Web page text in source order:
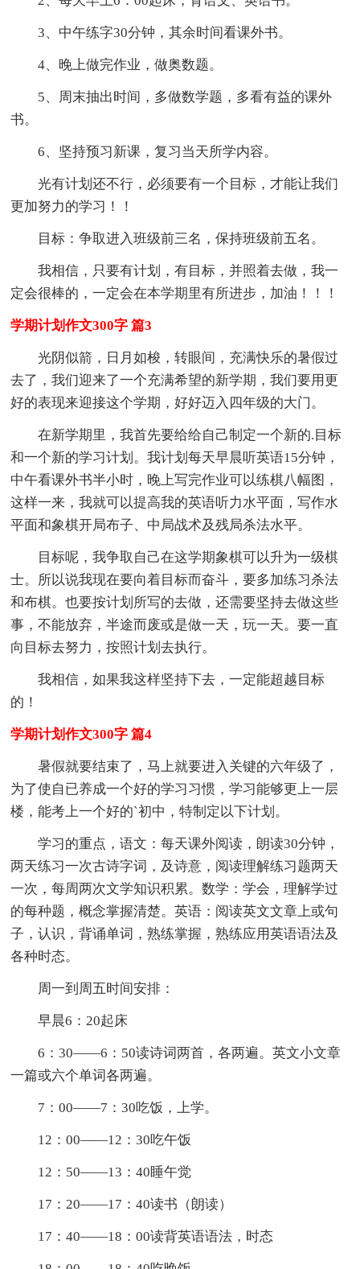
3、中午练字30分钟，其余时间看课外书。
4、晚上做完作业，做奥数题。
5、周末抽出时间，多做数学题，多看有益的课外
书。
6、坚持预习新课，复习当天所学内容。
光有计划还不行，必须要有一个目标，才能让我们
更加努力的学习！！
目标：争取进入班级前三名，保持班级前五名。
我相信，只要有计划，有目标，并照着去做，我一
定会很棒的，一定会在本学期里有所进步，加油！！！
学期计划作文300字 篇3
光阴似箭，日月如梭，转眼间，充满快乐的暑假过
去了，我们迎来了一个充满希望的新学期，我们要用更
好的表现来迎接这个学期，好好迈入四年级的大门。
在新学期里，我首先要给给自己制定一个新的.目标
和一个新的学习计划。我计划每天早晨听英语15分钟，
中午看课外书半小时，晚上写完作业可以练棋八幅图，
这样一来，我就可以提高我的英语听力水平面，写作水
平面和象棋开局布子、中局战术及残局杀法水平。
目标呢，我争取自己在这学期象棋可以升为一级棋
士。所以说我现在要向着目标而奋斗，要多加练习杀法
和布棋。也要按计划所写的去做，还需要坚持去做这些
事，不能放弃，半途而废或是做一天，玩一天。要一直
向目标去努力，按照计划去执行。
我相信，如果我这样坚持下去，一定能超越目标
的！
学期计划作文300字 篇4
暑假就要结束了，马上就要进入关键的六年级了，
为了使自已养成一个好的学习习惯，学习能够更上一层
楼，能考上一个好的`初中，特制定以下计划。
学习的重点，语文：每天课外阅读，朗读30分钟，
两天练习一次古诗字词，及诗意，阅读理解练习题两天
一次，每周两次文学知识积累。数学：学会，理解学过
的每种题，概念掌握清楚。英语：阅读英文文章上或句
子，认识，背诵单词，熟练掌握，熟练应用英语语法及
各种时态。
周一到周五时间安排：
早晨6：20起床
6：30——6：50读诗词两首，各两遍。英文小文章
一篇或六个单词各两遍。
7：00——7：30吃饭，上学。
12：00——12：30吃午饭
12：50——13：40睡午觉
17：20——17：40读书（朗读）
17：40——18：00读背英语语法，时态